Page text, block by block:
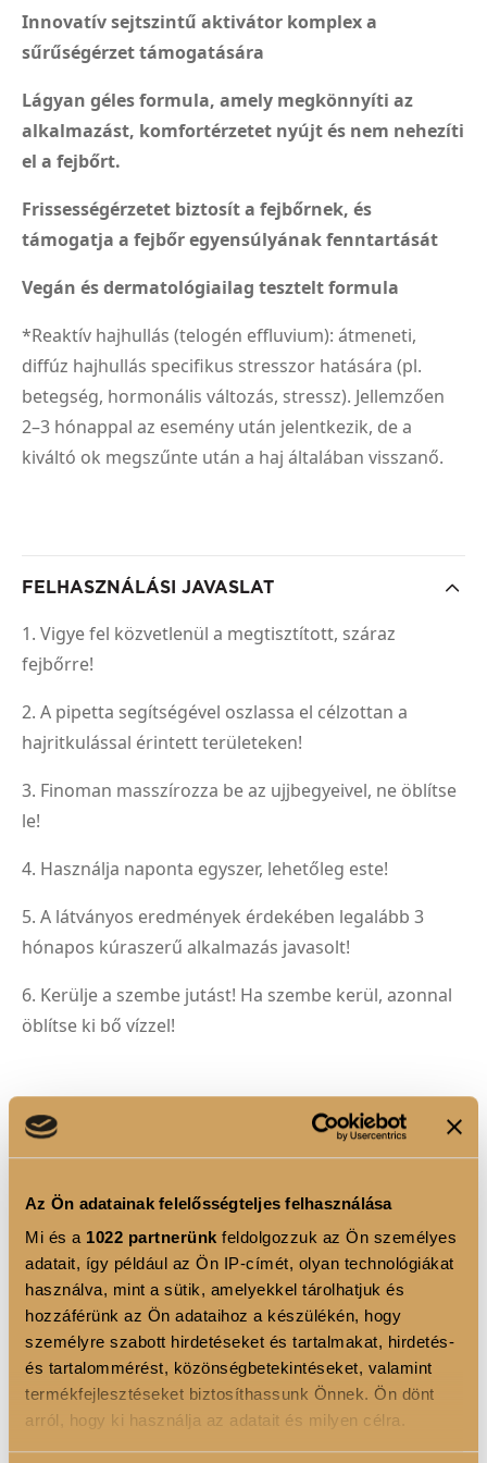
Az Ön adatainak felelősségteljes felhasználása
Mi és a 1022 partnerünk feldolgozzuk az Ön személyes
adatait, így például az Ön IP-címét, olyan technológiákat
használva, mint a sütik, amelyekkel tárolhatjuk és
hozzáférünk az Ön adataihoz a készülékén, hogy
személyre szabott hirdetéseket és tartalmakat, hirdetés-
és tartalommérést, közönségbetekintéseket, valamint
termékfejlesztéseket biztosíthassunk Önnek. Ön dönt
arról, hogy ki használja az adatait és milyen célra.
Innovatív sejtszintű aktivátor komplex a
sűrűségérzet támogatására
Lágyan géles formula, amely megkönnyíti az
alkalmazást, komfortérzetet nyújt és nem nehezíti
el a fejbőrt.
Frissességérzetet biztosít a fejbőrnek, és
támogatja a fejbőr egyensúlyának fenntartását
Vegán és dermatológiailag tesztelt formula
*Reaktív hajhullás (telogén effluvium): átmeneti,
diffúz hajhullás specifikus stresszor hatására (pl.
betegség, hormonális változás, stressz). Jellemzően
2–3 hónappal az esemény után jelentkezik, de a
kiváltó ok megszűnte után a haj általában visszanő.
FELHASZNÁLÁSI JAVASLAT
1. Vigye fel közvetlenül a megtisztított, száraz
fejbőrre!
2. A pipetta segítségével oszlassa el célzottan a
hajritkulással érintett területeken!
3. Finoman masszírozza be az ujjbegyeivel, ne öblítse
le!
4. Használja naponta egyszer, lehetőleg este!
5. A látványos eredmények érdekében legalább 3
hónapos kúraszerű alkalmazás javasolt!
6. Kerülje a szembe jutást! Ha szembe kerül, azonnal
öblítse ki bő vízzel!
ÖSSZETEVŐK
Alapoldószerek, hidratálók
• Aqua – víz
• Alcohol denat. – denaturált alkohol
• Glycerin – természetes eredetű hidratáló
• Pentylene Glycol – nedvességmegkötő, stabilizáló